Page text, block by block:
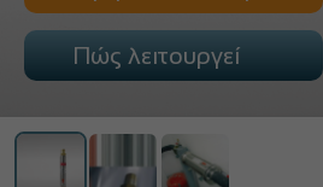
Πώς λειτουργεί